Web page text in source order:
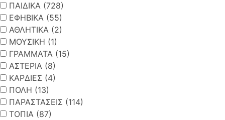
ΠΑΙΔΙΚΑ (728)
ΕΦΗΒΙΚΑ (55)
ΑΘΛΗΤΙΚΑ (2)
ΜΟΥΣΙΚΗ (1)
ΓΡΑΜΜΑΤΑ (15)
ΑΣΤΕΡΙΑ (8)
ΚΑΡΔΙΕΣ (4)
ΠΟΛΗ (13)
ΠΑΡΑΣΤΑΣΕΙΣ (114)
ΤΟΠΙΑ (87)